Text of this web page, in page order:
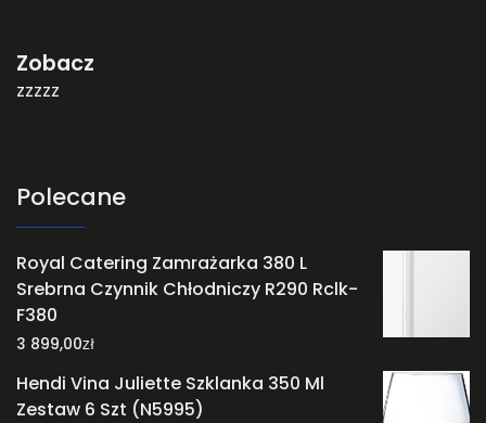
Zobacz
zzzzz
Polecane
Royal Catering Zamrażarka 380 L
Srebrna Czynnik Chłodniczy R290 Rclk-
F380
3 899,00zł
Hendi Vina Juliette Szklanka 350 Ml
Zestaw 6 Szt (N5995)